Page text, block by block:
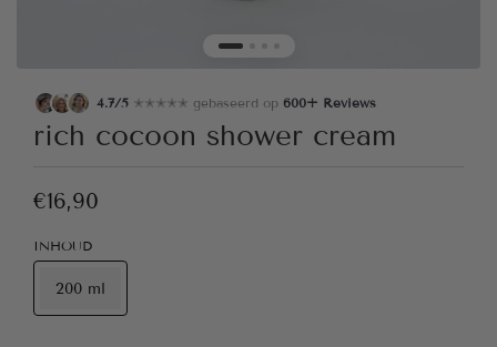
4.7/5 ✭✭✭✭✭ gebaseerd op 600+ Reviews
rich cocoon shower cream
€16,90
INHOUD
200 ml